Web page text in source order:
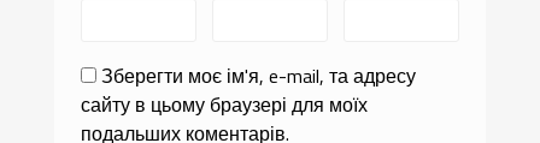
Зберегти моє ім'я, e-mail, та адресу
сайту в цьому браузері для моїх
подальших коментарів.